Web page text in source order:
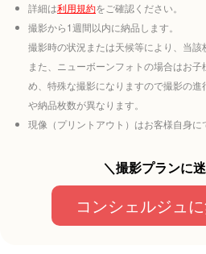
詳細は利用規約をご確認ください。
撮影から1週間以内に納品します。
撮影時の状況または天候等により、当該
また、ニューボーンフォトの場合はお
め、特殊な撮影になりますので撮影の
や納品枚数が異なります。
現像（プリントアウト）はお客様自身に
＼撮影プランに
コンシェルジュ